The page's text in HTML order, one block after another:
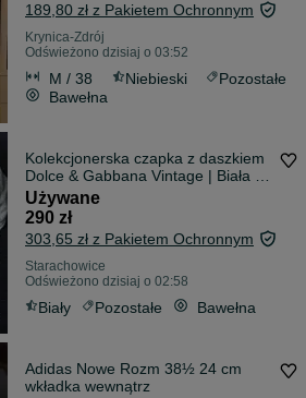
189,80 zł z Pakietem Ochronnym
Krynica-Zdrój
Odświeżono dzisiaj o 03:52
M / 38 Niebieski
Pozostałe
Bawełna
Kolekcjonerska czapka z daszkiem
Dolce & Gabbana Vintage | Biała /
Ecru | Metki | Stan BDB
Używane
290 zł
303,65 zł z Pakietem Ochronnym
Starachowice
Odświeżono dzisiaj o 02:58
Biały Pozostałe Bawełna
Adidas Nowe Rozm 38½ 24 cm
wkładka wewnątrz